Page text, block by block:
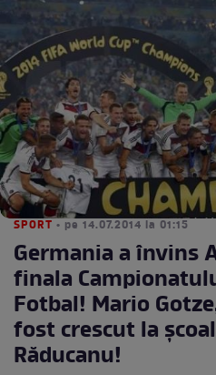
SPORT • pe 14.07.2014 la 01:15
Germania a învins
finala
Fotbal! Mario
fost crescut la
Răducanu!